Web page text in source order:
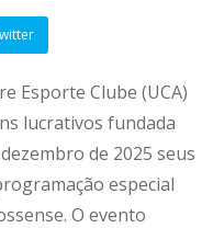
Esporte Clube (UCA)
lucrativos fundada
de 2025 seus
especial
O evento